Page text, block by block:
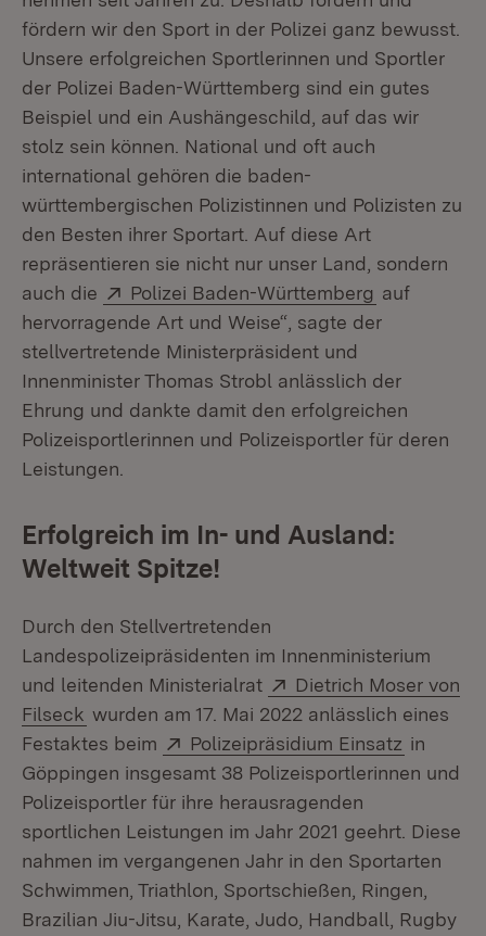
fördern wir den Sport in der Polizei ganz bewusst.
Unsere erfolgreichen Sportlerinnen und Sportler
der Polizei Baden-Württemberg sind ein gutes
Beispiel und ein Aushängeschild, auf das wir
stolz sein können. National und oft auch
international gehören die baden-
württembergischen Polizistinnen und Polizisten zu
den Besten ihrer Sportart. Auf diese Art
repräsentieren sie nicht nur unser Land, sondern
auch die
Extern:
Polizei Baden-Württemberg (Öffnet in
auf
hervorragende Art und Weise“, sagte der
stellvertretende Ministerpräsident und
Innenminister Thomas Strobl anlässlich der
Ehrung und dankte damit den erfolgreichen
Polizeisportlerinnen und Polizeisportler für deren
Leistungen.
Erfolgreich im In- und Ausland:
Weltweit Spitze!
Durch den Stellvertretenden
Landespolizeipräsidenten im Innenministerium
und leitenden Ministerialrat
Extern:
Dietrich Moser von
Filseck (Öffnet in neuem Fenster)
wurden am 17. Mai 2022 anlässlich eines
Festaktes beim
Extern:
Polizeipräsidium Einsatz (Öffnet
in
Göppingen insgesamt 38 Polizeisportlerinnen und
Polizeisportler für ihre herausragenden
sportlichen Leistungen im Jahr 2021 geehrt. Diese
nahmen im vergangenen Jahr in den Sportarten
Schwimmen, Triathlon, Sportschießen, Ringen,
Brazilian Jiu-Jitsu, Karate, Judo, Handball, Rugby